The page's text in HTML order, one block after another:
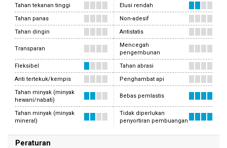
Tahan tekanan tinggi
Tahan panas
Tahan dingin
Transparan
Fleksibel
Anti tertekuk/kempis
Tahan minyak (minyak
hewani/nabati)
Tahan minyak (minyak
mineral)
Elusi rendah
Non-adesif
Antistatis
Mencegah
pengembunan
Tahan abrasi
Penghambat api
Bebas pemlastis
Tidak diperlukan
penyortiran pembuangan
Peraturan